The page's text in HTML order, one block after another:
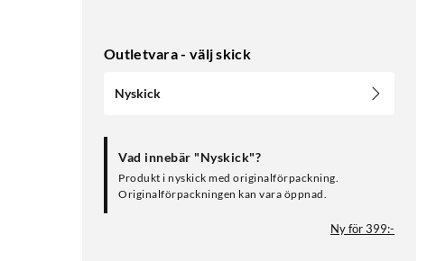
Outletvara - välj skick
Nyskick
Vad innebär "Nyskick"?
Produkt i nyskick med originalförpackning.
Originalförpackningen kan vara öppnad.
Ny för 399:-